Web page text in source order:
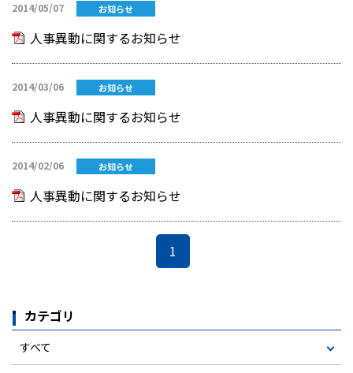
2014/05/07 お知らせ
人事異動に関するお知らせ
2014/03/06 お知らせ
人事異動に関するお知らせ
2014/02/06 お知らせ
人事異動に関するお知らせ
1
カテゴリ
すべて